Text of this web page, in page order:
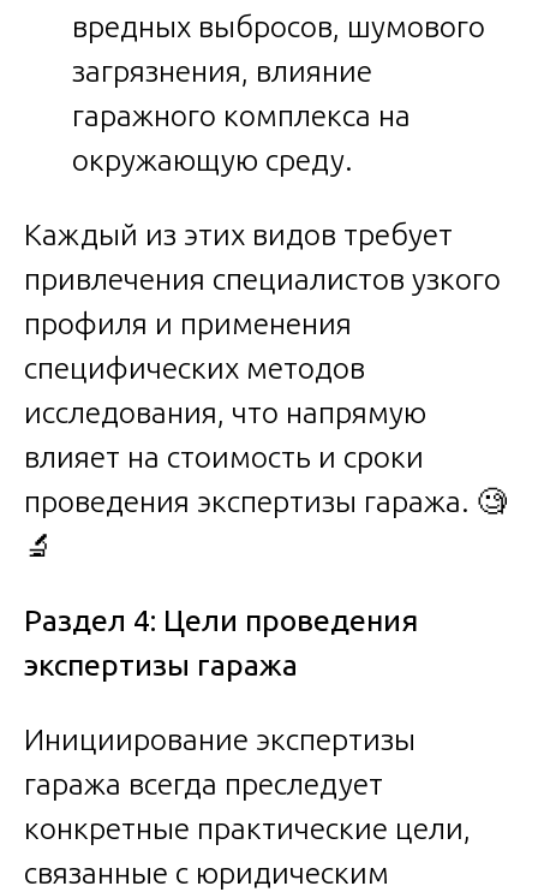
вредных выбросов, шумового
загрязнения, влияние
гаражного комплекса на
окружающую среду.
Каждый из этих видов требует
привлечения специалистов узкого
профиля и применения
специфических методов
исследования, что напрямую
влияет на стоимость и сроки
проведения экспертизы гаража. 🧐
🔬
Раздел 4: Цели проведения
экспертизы гаража
Инициирование экспертизы
гаража всегда преследует
конкретные практические цели,
связанные с юридическим